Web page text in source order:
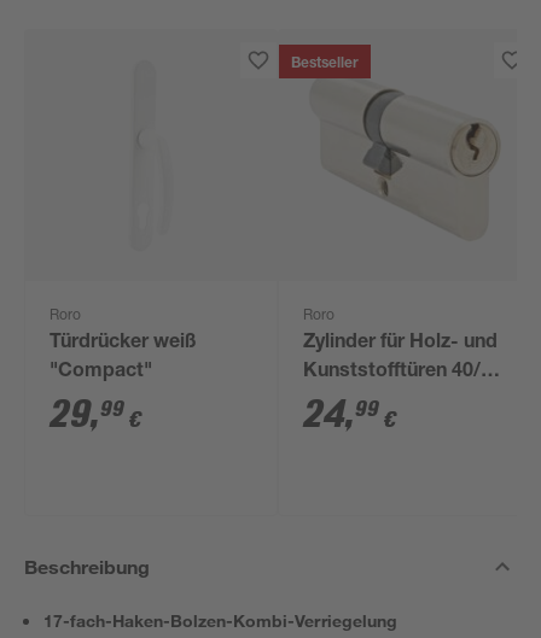
Roro
Türdrücker weiß
"Compact"
29,99 €
Bestseller
Roro
Zylinder für Holz- und
Kunststofftüren 40/40
mm
24,99 €
Beschreibung
17-fach-Haken-Bolzen-Kombi-Verriegelung